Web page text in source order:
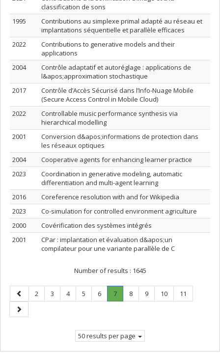
classification de sons
1995
Contributions au simplexe primal adapté au réseau et
implantations séquentielle et parallèle efficaces
2022
Contributions to generative models and their
applications
2004
Contrôle adaptatif et autoréglage : applications de
l&apos;approximation stochastique
2017
Contrôle d’Accès Sécurisé dans l’Info-Nuage Mobile
(Secure Access Control in Mobile Cloud)
2022
Controllable music performance synthesis via
hierarchical modelling
2001
Conversion d&apos;informations de protection dans
les réseaux optiques
2004
Cooperative agents for enhancing learner practice
2023
Coordination in generative modeling, automatic
differentiation and multi-agent learning
2016
Coreference resolution with and for Wikipedia
2023
Co-simulation for controlled environment agriculture
2000
Covérification des systèmes intégrés
2001
CPar : implantation et évaluation d&apos;un
compilateur pour une variante parallèle de C
Number of results : 1645
Previous
page
Page
2 Page
3 Page
4 Page
5 Page
6 Page
7.
Current
Page
8 Page
9 Page
10 Page
11
Next
page
50 results per page